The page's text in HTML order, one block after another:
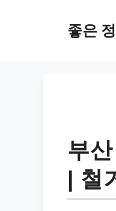
좋은
부
| 철